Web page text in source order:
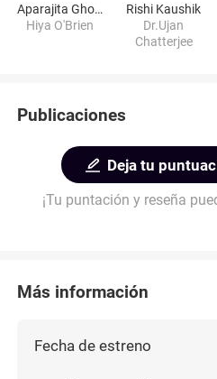
Aparajita Ghosh Das
Hiya O'Brien
Rishi Kaushik
Dr.Ujan
Chatterjee
Publicaciones
Deja tu
¡Tu puntación y reseña
Más información
Fecha de estreno